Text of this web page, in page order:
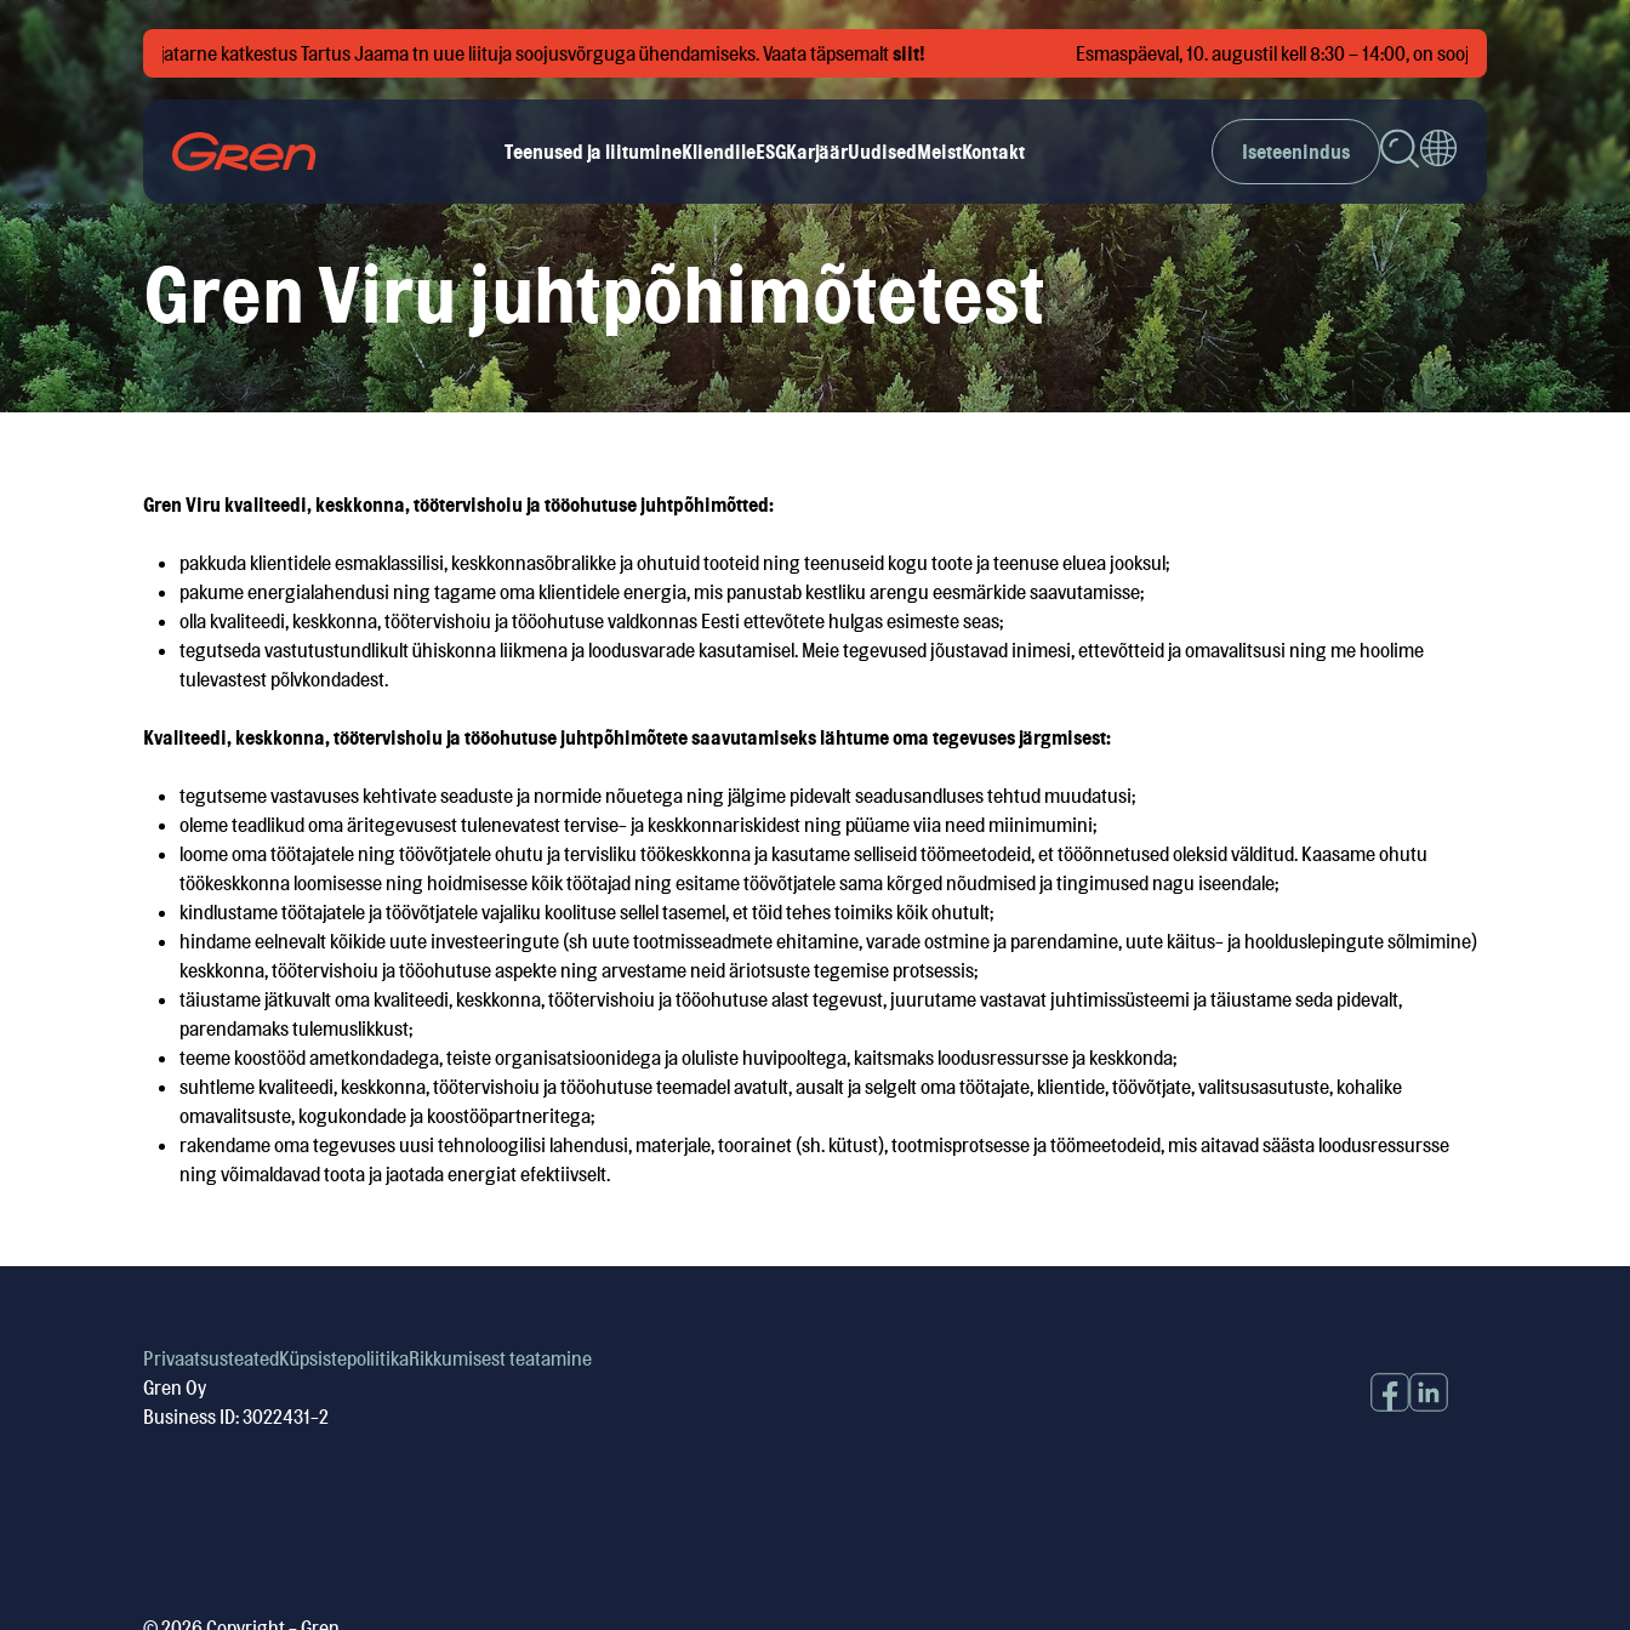
– 14:00, on soojatarne katkestus Tartus Jaama tn uue liituja soojusvõrguga ühendamiseks. Vaata täpsemaltsiit! Esmaspäeval, 10. augustil kell 8:30 – 14:00, on soojatarne katkestus
Teenused ja liitumineKliendileESGKarjäärUudisedMeistKontakt Iseteenindus
Gren Viru juhtpõhimõtetest
Gren Viru kvaliteedi, keskkonna, töötervishoiu ja tööohutuse juhtpõhimõtted:
pakkuda klientidele esmaklassilisi, keskkonnasõbralikke ja ohutuid tooteid ning teenuseid kogu toote ja teenuse eluea jooksul;
pakume energialahendusi ning tagame oma klientidele energia, mis panustab kestliku arengu eesmärkide saavutamisse;
olla kvaliteedi, keskkonna, töötervishoiu ja tööohutuse valdkonnas Eesti ettevõtete hulgas esimeste seas;
tegutseda vastutustundlikult ühiskonna liikmena ja loodusvarade kasutamisel. Meie tegevused jõustavad inimesi, ettevõtteid ja omavalitsusi ning me hoolime
tulevastest põlvkondadest.
Kvaliteedi, keskkonna, töötervishoiu ja tööohutuse juhtpõhimõtete saavutamiseks lähtume oma tegevuses järgmisest:
tegutseme vastavuses kehtivate seaduste ja normide nõuetega ning jälgime pidevalt seadusandluses tehtud muudatusi;
oleme teadlikud oma äritegevusest tulenevatest tervise- ja keskkonnariskidest ning püüame viia need miinimumini;
loome oma töötajatele ning töövõtjatele ohutu ja tervisliku töökeskkonna ja kasutame selliseid töömeetodeid, et tööõnnetused oleksid välditud. Kaasame ohutu
töökeskkonna loomisesse ning hoidmisesse kõik töötajad ning esitame töövõtjatele sama kõrged nõudmised ja tingimused nagu iseendale;
kindlustame töötajatele ja töövõtjatele vajaliku koolituse sellel tasemel, et töid tehes toimiks kõik ohutult;
hindame eelnevalt kõikide uute investeeringute (sh uute tootmisseadmete ehitamine, varade ostmine ja parendamine, uute käitus- ja hoolduslepingute sõlmimine)
keskkonna, töötervishoiu ja tööohutuse aspekte ning arvestame neid äriotsuste tegemise protsessis;
täiustame jätkuvalt oma kvaliteedi, keskkonna, töötervishoiu ja tööohutuse alast tegevust, juurutame vastavat juhtimissüsteemi ja täiustame seda pidevalt,
parendamaks tulemuslikkust;
teeme koostööd ametkondadega, teiste organisatsioonidega ja oluliste huvipooltega, kaitsmaks loodusressursse ja keskkonda;
suhtleme kvaliteedi, keskkonna, töötervishoiu ja tööohutuse teemadel avatult, ausalt ja selgelt oma töötajate, klientide, töövõtjate, valitsusasutuste, kohalike
omavalitsuste, kogukondade ja koostööpartneritega;
rakendame oma tegevuses uusi tehnoloogilisi lahendusi, materjale, toorainet (sh. kütust), tootmisprotsesse ja töömeetodeid, mis aitavad säästa loodusressursse
ning võimaldavad toota ja jaotada energiat efektiivselt.
PrivaatsusteatedKüpsistepoliitikaRikkumisest teatamine
Gren Oy
Business ID: 3022431-2